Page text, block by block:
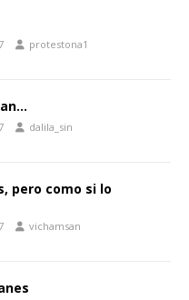
protestona1
dalila_sin
pero como si lo
vichamsan